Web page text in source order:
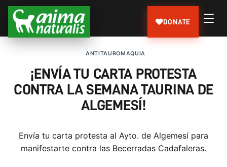
DONATE
ANTITAUROMAQUIA
¡ENVÍA TU CARTA PROTESTA
CONTRA LA SEMANA TAURINA DE
ALGEMESÍ!
Envía tu carta protesta al Ayto. de Algemesí para
manifestarte contra las Becerradas Cadafaleras.